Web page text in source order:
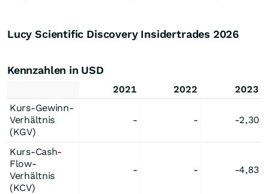
Lucy Scientific Discovery Insidertrades 2026
Kennzahlen in USD
2021 2022
2023
Kurs-Gewinn-
Verhältnis
(KGV)
- - -2,30
Kurs-Cash-
Flow-
Verhältnis
(KCV)
- - -4,83